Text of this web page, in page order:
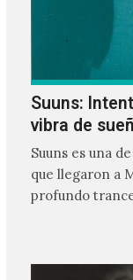
Suuns:
vibra de
Suuns es una
que llegaron a
profundo